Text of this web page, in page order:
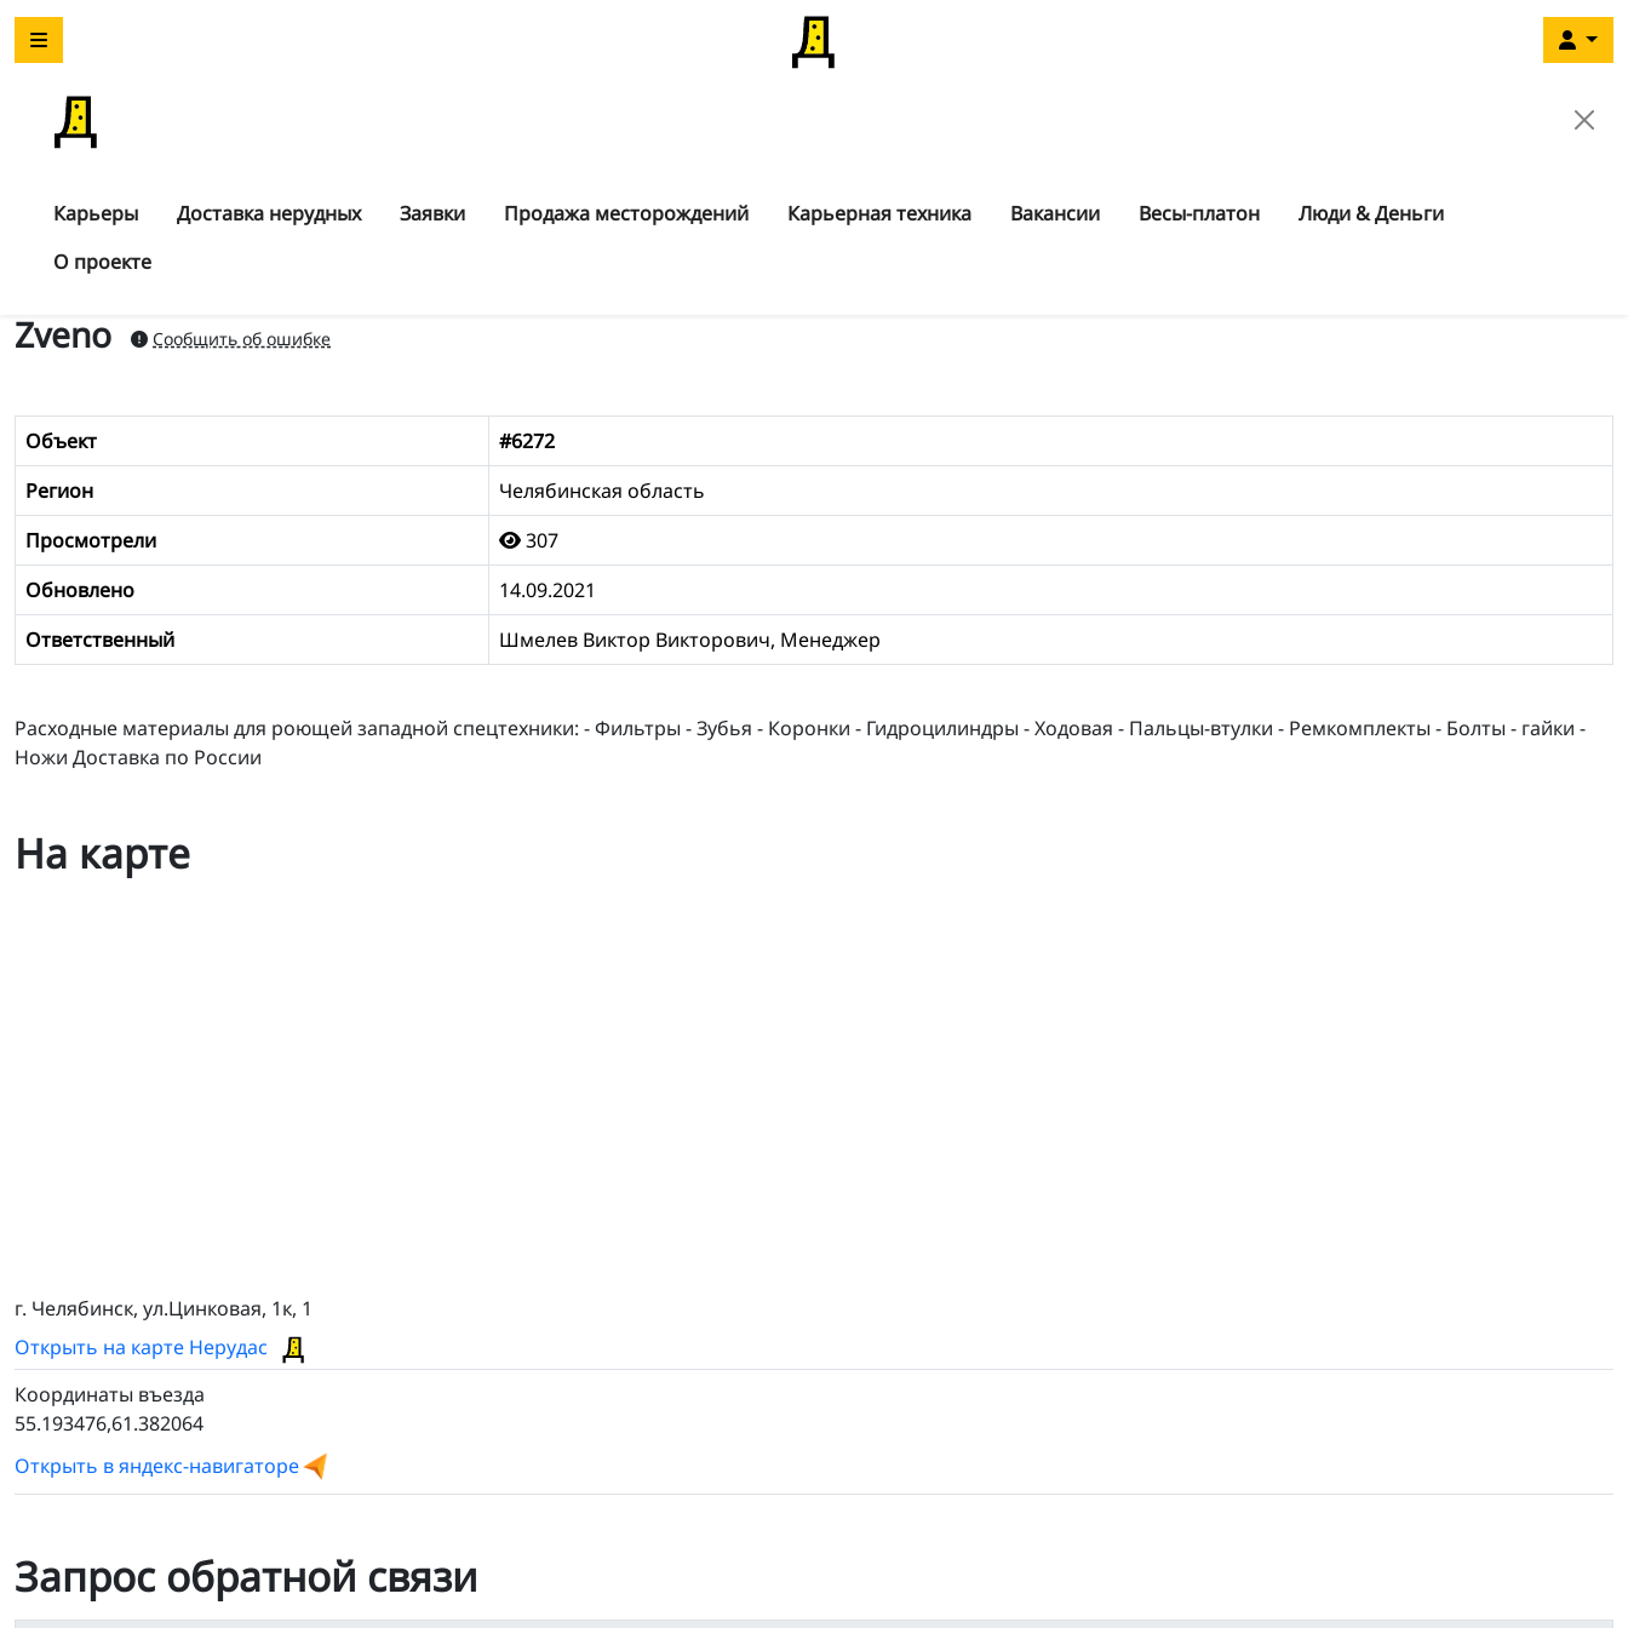
Карьеры Доставка нерудных Заявки Продажа месторождений Карьерная техника Вакансии Весы-платон
Люди & Деньги
О проекте
Zveno Сообщить об ошибке
Объект
#6272
Регион
Челябинская область
Просмотрели
307
Обновлено
14.09.2021
Ответственный
Шмелев Виктор Викторович, Менеджер
Расходные материалы для роющей западной спецтехники: - Фильтры - Зубья - Коронки - Гидроцилиндры - Ходовая - Пальцы-втулки - Ремкомплекты - Болты - гайки -
Ножи Доставка по России
На карте
г. Челябинск, ул.Цинковая, 1к, 1
Открыть на карте Нерудас
Координаты въезда
55.193476,61.382064
Открыть в яндекс-навигаторе
Запрос обратной связи